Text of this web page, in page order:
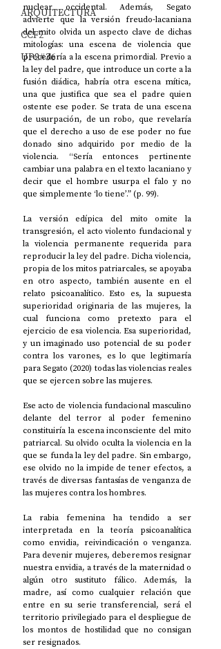
ARQUITECTURA
CCF2
UP2#36
nuclear occidental. Además, Segato
advierte que la versión freudo-lacaniana
del mito olvida un aspecto clave de dichas
mitologías: una escena de violencia que
precedería a la escena primordial. Previo a
la ley del padre, que introduce un corte a la
fusión diádica, habría otra escena mítica,
una que justifica que sea el padre quien
ostente ese poder. Se trata de una escena
de usurpación, de un robo, que revelaría
que el derecho a uso de ese poder no fue
donado sino adquirido por medio de la
violencia. “Sería entonces pertinente
cambiar una palabra en el texto lacaniano y
decir que el hombre usurpa el falo y no
que simplemente ‘lo tiene’.” (p. 99).
La versión edípica del mito omite la
transgresión, el acto violento fundacional y
la violencia permanente requerida para
reproducir la ley del padre. Dicha violencia,
propia de los mitos patriarcales, se apoyaba
en otro aspecto, también ausente en el
relato psicoanalítico. Esto es, la supuesta
superioridad originaria de las mujeres, la
cual funciona como pretexto para el
ejercicio de esa violencia. Esa superioridad,
y un imaginado uso potencial de su poder
contra los varones, es lo que legitimaría
para Segato (2020) todas las violencias reales
que se ejercen sobre las mujeres.
Ese acto de violencia fundacional masculino
delante del terror al poder femenino
constituiría la escena inconsciente del mito
patriarcal. Su olvido oculta la violencia en la
que se funda la ley del padre. Sin embargo,
ese olvido no la impide de tener efectos, a
través de diversas fantasías de venganza de
las mujeres contra los hombres.
La rabia femenina ha tendido a ser
interpretada en la teoría psicoanalítica
como envidia, reivindicación o venganza.
Para devenir mujeres, deberemos resignar
nuestra envidia, a través de la maternidad o
algún otro sustituto fálico. Además, la
madre, así como cualquier relación que
entre en su serie transferencial, será el
territorio privilegiado para el despliegue de
los montos de hostilidad que no consigan
ser resignados.